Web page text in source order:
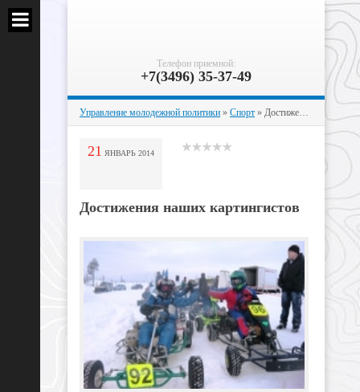
Телефон приемной:
+7(3496) 35-37-49
Управление молодежной политики » Спорт » Достижения наших картингистов
21 ЯНВАРЬ 2014
Достижения наших картингистов